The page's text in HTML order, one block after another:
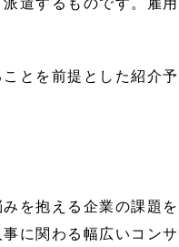
とを前提とした紹介予
を抱える企業の課題を
に関わる幅広いコンサ